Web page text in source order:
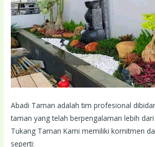
Abadi Taman adalah tim profesional
taman yang telah berpengalaman lebih
Tukang Taman Kami memiliki komitmen
seperti: